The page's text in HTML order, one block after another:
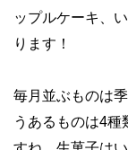
ップルケーキ、
ります！
毎月並ぶものは
うあるものは4